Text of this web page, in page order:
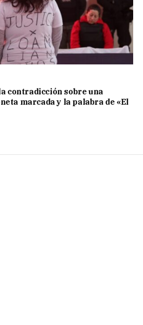
contradicción sobre una
marcada y la palabra de «El